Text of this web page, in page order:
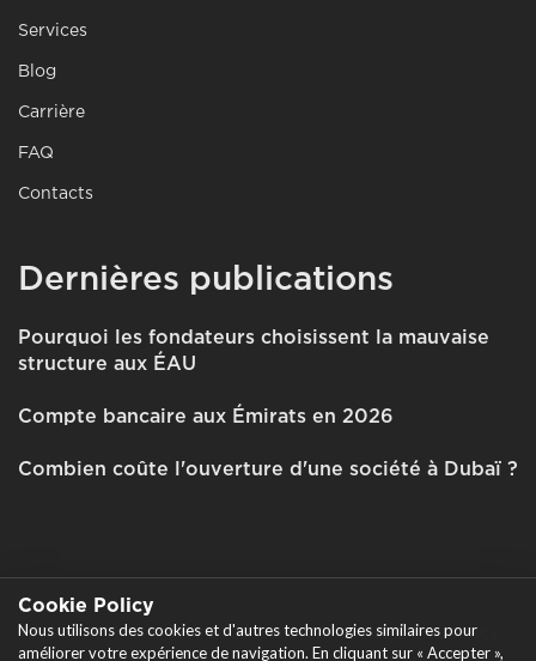
Services
Blog
Carrière
FAQ
Contacts
Dernières publications
Pourquoi les fondateurs choisissent la mauvaise
structure aux ÉAU
Compte bancaire aux Émirats en 2026
Combien coûte l'ouverture d'une société à Dubaï ?
Tous droits réservés © 2026 Garant Business Consultancy
Cookie Policy
Nous utilisons des cookies et d'autres technologies similaires pour
améliorer votre expérience de navigation. En cliquant sur « Accepter »,